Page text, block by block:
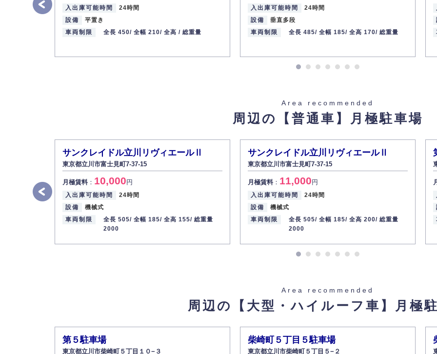
代表取締役社長 野口 幸男
入出庫可能時間
24時間
設備
平置き
車両制限
全長 450/ 全幅 210/ 全高 / 総重量
入出庫可能時間
24時間
設備
垂直多段
車両制限
全長 485/ 全幅 185/ 全高 170/ 総重量
Area recommended
周辺の【普通車】 月極駐車場
サンクレイドル立川リヴィエールⅡ
東京都立川市富士見町7-37-15
月極賃料： 10,000円
入出庫可能時間
24時間
設備
機械式
車両制限
全長 505/ 全幅 185/ 全高 155/ 総重量
2000
サンクレイドル立川リヴィエールⅡ
東京都立川市富士見町7-37-15
月極賃料： 11,000円
入出庫可能時間
24時間
設備
機械式
車両制限
全長 505/ 全幅 185/ 全高 200/ 総重量
2000
Area recommended
周辺の【大型・ハイルーフ車】 月極
第５駐車場
東京都立川市柴崎町５丁目１０−３
柴崎町５丁目５駐車場
東京都立川市柴崎町５丁目５−２